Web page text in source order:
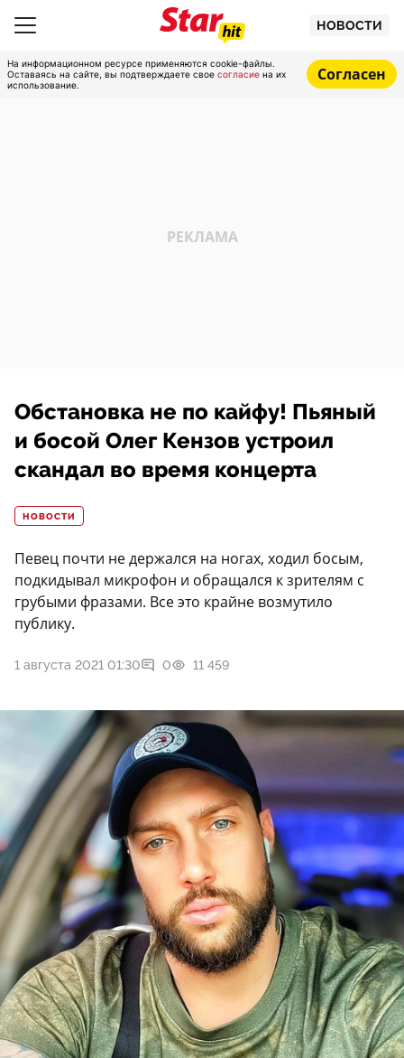
НОВОСТИ
На информационном ресурсе применяются cookie-файлы.
Оставаясь на сайте, вы подтверждаете свое согласие на их
использование.
Согласен
Обстановка не по кайфу! Пьяный
и босой Олег Кензов устроил
скандал во время концерта
НОВОСТИ
Певец почти не держался на ногах, ходил босым,
подкидывал микрофон и обращался к зрителям с
грубыми фразами. Все это крайне возмутило
публику.
1 августа 2021 01:30 0 11 459